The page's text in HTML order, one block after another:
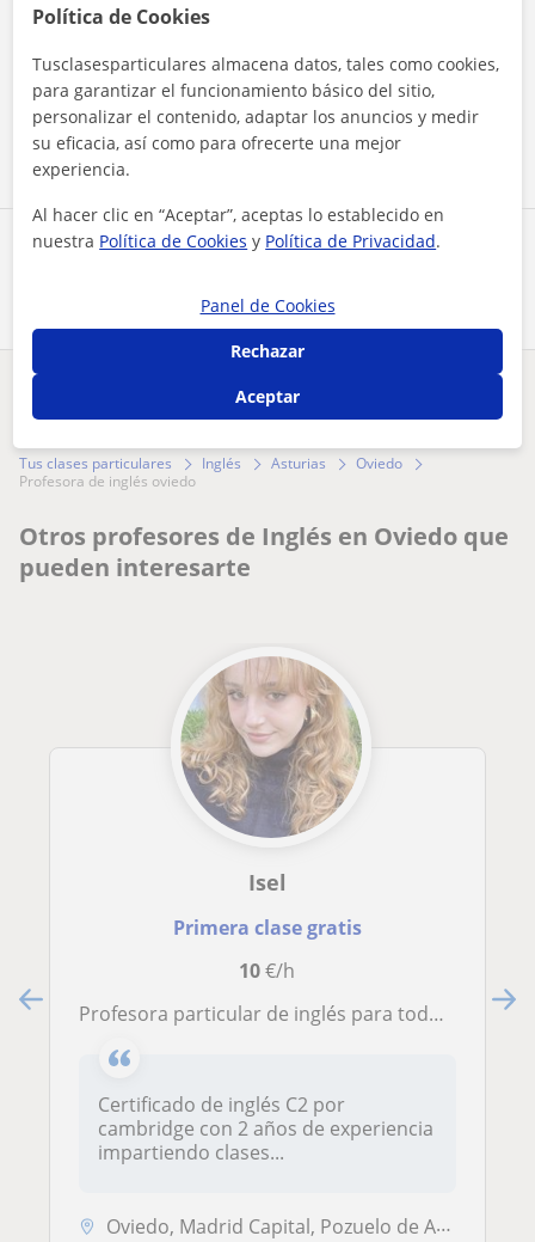
Comparte a este profesor
Al hacer clic, aceptas nuestroaviso legaly deprivacidad
Contactar ahora
¿Hay algún error en este perfil?
Tus clases particulares Inglés Asturias
Oviedo
profesora de inglés oviedo
Otros profesores de Inglés en Oviedo que
pueden interesarte
Isel
Primera clase gratis
10€/h
Profesora particular de inglés para todos los niveles
Certificado de inglés C2 por
cambridge con 2 años de experiencia
impartiendo clases...
Oviedo, Madrid Capital, Pozuelo de Alarcón
Política de Cookies
Tusclasesparticulares almacena datos, tales como cookies,
para garantizar el funcionamiento básico del sitio,
personalizar el contenido, adaptar los anuncios y medir
su eficacia, así como para ofrecerte una mejor
experiencia.
Al hacer clic en “Aceptar”, aceptas lo establecido en
nuestra Política de Cookies y Política de Privacidad.
Panel de Cookies
Rechazar
Aceptar